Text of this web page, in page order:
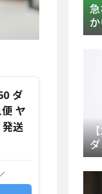
ダ
ヤ
送